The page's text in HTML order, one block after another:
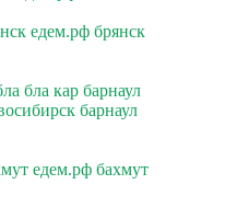
едем.рф брянск
бла кар барнаул
барнаул
едем.рф бахмут